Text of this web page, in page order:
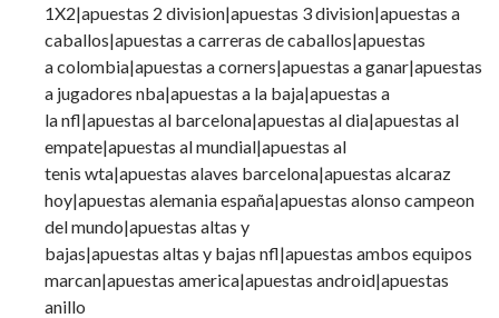
1X2|apuestas 2 division|apuestas 3 division|apuestas a
caballos|apuestas a carreras de caballos|apuestas
a colombia|apuestas a corners|apuestas a ganar|apuestas
a jugadores nba|apuestas a la baja|apuestas a
la nfl|apuestas al barcelona|apuestas al dia|apuestas al
empate|apuestas al mundial|apuestas al
tenis wta|apuestas alaves barcelona|apuestas alcaraz
hoy|apuestas alemania españa|apuestas alonso campeon
del mundo|apuestas altas y
bajas|apuestas altas y bajas nfl|apuestas ambos equipos
marcan|apuestas america|apuestas android|apuestas
anillo